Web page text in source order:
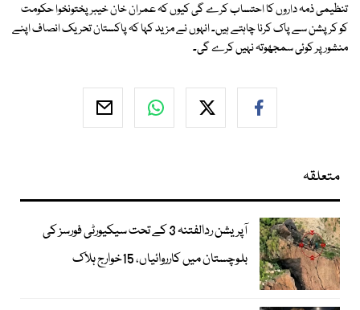
تنظیمی ذمہ داروں کا احتساب کرے گی کیوں کہ عمران خان خیبر پختونخوا حکومت
کو کرپشن سے پاک کرنا چاہتے ہیں۔ انہوں نے مزید کہا کہ پاکستان تحریک انصاف اپنے
منشور پر کوئی سمجھوتہ نہیں کرے گی۔
متعلقہ
آپریشن ردالفتنہ 3 کے تحت سیکیورٹی فورسز کی
بلوچستان میں کارروائیاں، 15خوارج ہلاک